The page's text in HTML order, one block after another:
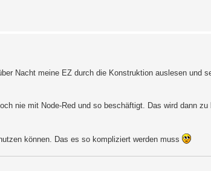
Nacht meine EZ durch die Konstruktion auslesen und
nie mit Node-Red und so beschäftigt. Das wird dann
können. Das es so kompliziert werden muss